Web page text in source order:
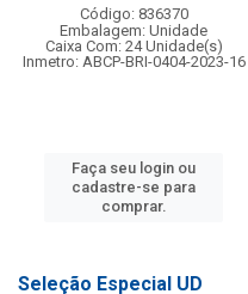
Código: 836370
Embalagem: Unidade
Caixa Com: 24 Unidade(s)
Inmetro: ABCP-BRI-0404-2023-16
Faça seu login ou
cadastre-se para
comprar.
Seleção Especial UD